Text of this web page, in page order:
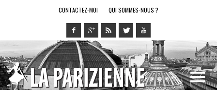
CONTACTEZ-MOI QUI SOMMES-NOUS ?